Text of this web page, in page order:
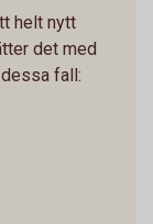
helt nytt
det med
fall: